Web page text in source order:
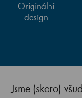
Originální
design
Jsme (skoro)